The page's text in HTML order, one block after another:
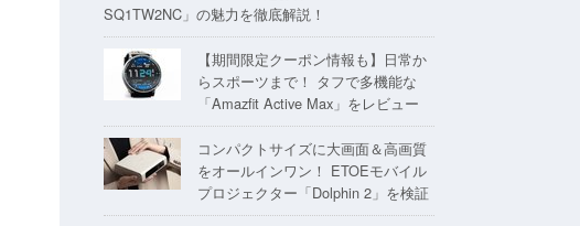
SQ1TW2NC」の魅力を徹底解説！
【期間限定クーポン情報も】日常か
らスポーツまで！ タフで多機能な
「Amazfit Active Max」をレビュー
コンパクトサイズに大画面＆高画質
をオールインワン！ ETOEモバイル
プロジェクター「Dolphin 2」を検証